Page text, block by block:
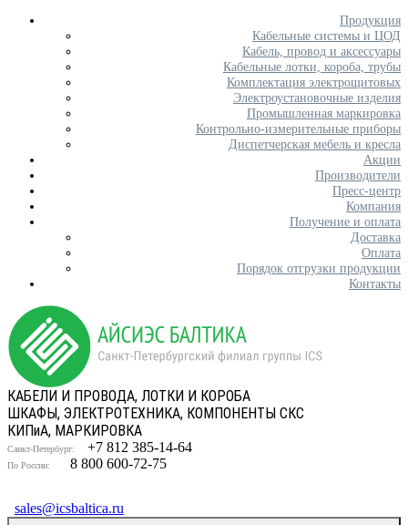
Продукция
Кабельные системы и ЦОД
Кабель, провод и аксессуары
Кабельные лотки, короба, трубы
Комплектация электрощитовых
Электроустановочные изделия
Промышленная маркировка
Контрольно-измерительные приборы
Диспетчерская мебель и кресла
Акции
Производители
Пресс-центр
Компания
Получение и оплата
Доставка
Оплата
Порядок отгрузки продукции
Контакты
КАБЕЛИ И ПРОВОДА, ЛОТКИ И КОРОБА
ШКАФЫ, ЭЛЕКТРОТЕХНИКА, КОМПОНЕНТЫ СКС
КИПиА, МАРКИРОВКА
Санкт-Петербург: +7 812 385-14-64
По России: 8 800 600-72-75
sales@icsbaltica.ru